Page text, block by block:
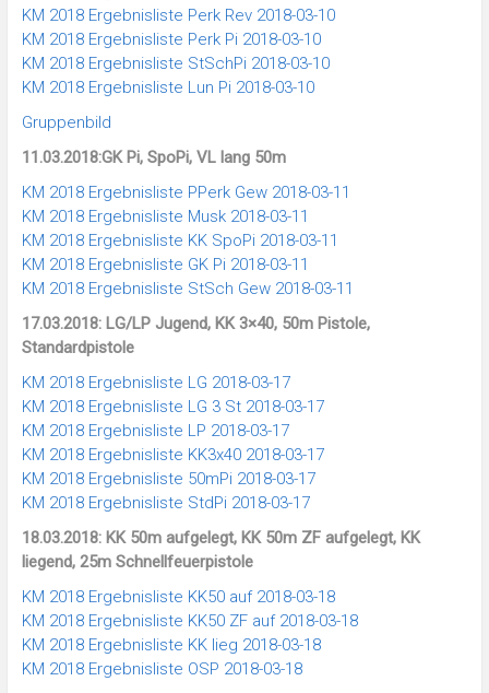
KM 2018 Ergebnisliste Perk Rev 2018-03-10
KM 2018 Ergebnisliste Perk Pi 2018-03-10
KM 2018 Ergebnisliste StSchPi 2018-03-10
KM 2018 Ergebnisliste Lun Pi 2018-03-10
Gruppenbild
11.03.2018:GK Pi, SpoPi, VL lang 50m
KM 2018 Ergebnisliste PPerk Gew 2018-03-11
KM 2018 Ergebnisliste Musk 2018-03-11
KM 2018 Ergebnisliste KK SpoPi 2018-03-11
KM 2018 Ergebnisliste GK Pi 2018-03-11
KM 2018 Ergebnisliste StSch Gew 2018-03-11
17.03.2018: LG/LP Jugend, KK 3×40, 50m Pistole,
Standardpistole
KM 2018 Ergebnisliste LG 2018-03-17
KM 2018 Ergebnisliste LG 3 St 2018-03-17
KM 2018 Ergebnisliste LP 2018-03-17
KM 2018 Ergebnisliste KK3x40 2018-03-17
KM 2018 Ergebnisliste 50mPi 2018-03-17
KM 2018 Ergebnisliste StdPi 2018-03-17
18.03.2018: KK 50m aufgelegt, KK 50m ZF aufgelegt, KK
liegend, 25m Schnellfeuerpistole
KM 2018 Ergebnisliste KK50 auf 2018-03-18
KM 2018 Ergebnisliste KK50 ZF auf 2018-03-18
KM 2018 Ergebnisliste KK lieg 2018-03-18
KM 2018 Ergebnisliste OSP 2018-03-18